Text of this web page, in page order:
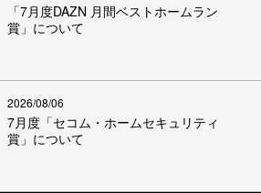
「7月度DAZN 月間ベストホームラン
賞」について
2026/08/06
7月度「セコム・ホームセキュリティ
賞」について